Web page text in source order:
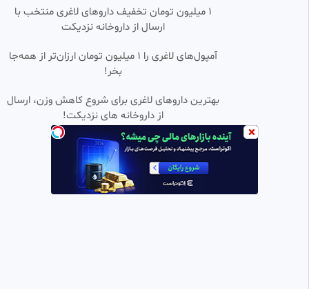
۱ میلیون تومان تخفیف داروهای لاغری منتخب با
ارسال از داروخانه نزدیکت
آمپول‌های لاغری را ۱ میلیون تومان ارزان‌تر از همه‌جا
بخر!
بهترین داروهای لاغری برای شروع کاهش وزن، ارسال
از داروخانه های نزدیکت!